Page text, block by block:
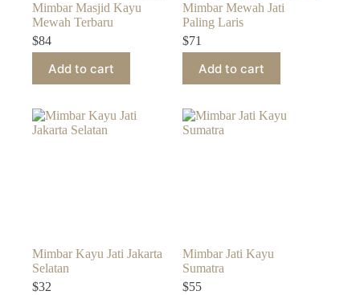
Mimbar Masjid Kayu
Mewah Terbaru
$84
Add to cart
Mimbar Mewah Jati
Paling Laris
$71
Add to cart
Mimbar Kayu Jati Jakarta
Selatan
$32
Mimbar Jati Kayu
Sumatra
$55